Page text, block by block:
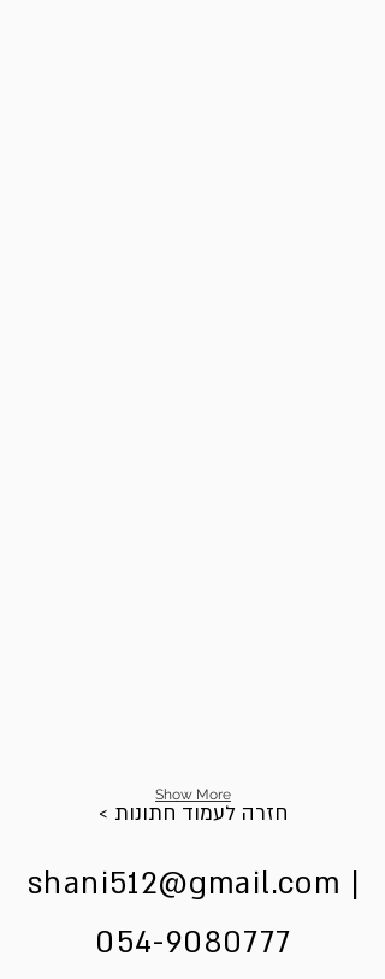
Show More
< חזרה לעמוד חתונות
shani512@gmail.com |
054-9080777